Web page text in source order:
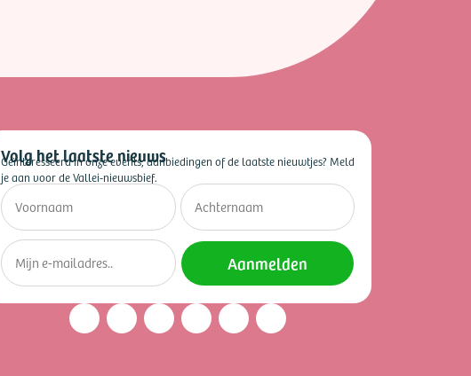
Volg het laatste nieuws
Geïnteresseerd in onze events, aanbiedingen of de laatste nieuwtjes? Meld
je aan voor de Vallei-nieuwsbief.
Aanmelden